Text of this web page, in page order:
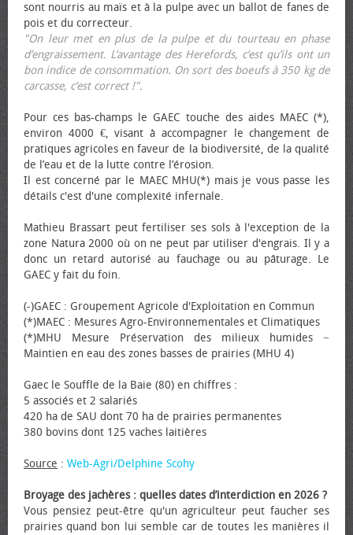
sont nourris au maïs et à la pulpe avec un ballot de fanes de
pois et du correcteur.
"On leur met en plus de la pulpe et du tourteau en phase
d’engraissement. L’avantage des Herefords, c’est qu’ils ont un
bon indice de consommation. On sort des bœufs à 350 kg de
carcasse, c’est correct !".
Pour ces bas-champs le GAEC touche des aides MAEC (*),
environ 4000 €, visant à accompagner le changement de
pratiques agricoles en faveur de la biodiversité, de la qualité
de l’eau et de la lutte contre l’érosion.
Il est concerné par le MAEC MHU(*) mais je vous passe les
détails c'est d'une complexité infernale.
Mathieu Brassart peut fertiliser ses sols à l'exception de la
zone Natura 2000 où on ne peut par utiliser d'engrais. Il y a
donc un retard autorisé au fauchage ou au pâturage. Le
GAEC y fait du foin.
(-)GAEC : Groupement Agricole d'Exploitation en Commun
(*)MAEC : Mesures Agro-Environnementales et Climatiques
(*)MHU Mesure Préservation des milieux humides −
Maintien en eau des zones basses de prairies (MHU 4)
Gaec le Souffle de la Baie (80) en chiffres :
5 associés et 2 salariés
420 ha de SAU dont 70 ha de prairies permanentes
380 bovins dont 125 vaches laitières
Source : Web-Agri/Delphine Scohy
Broyage des jachères : quelles dates d’interdiction en 2026 ?
Vous pensiez peut-être qu'un agriculteur peut faucher ses
prairies quand bon lui semble car de toutes les manières il